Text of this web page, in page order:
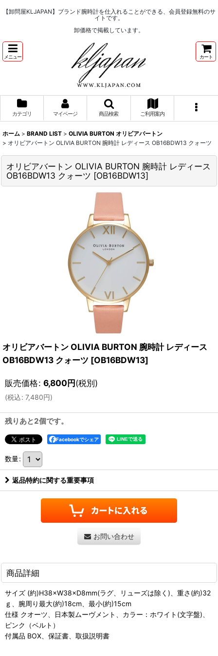
【卸問屋KLJAPAN】ブランド腕時計を仕入れることができる、会員登録無料のサ
イトです。
卸価格で掲載しています。
メニュー カート
カテゴリ マイページ 商品検索 ご利用案内
ホーム > BRAND LIST > OLIVIA BURTON オリビアバートン
> オリビアバートン OLIVIA BURTON 腕時計 レディース OB16BDW13 クォーツ
オリビアバートン OLIVIA BURTON 腕時計 レディース
OB16BDW13 クォーツ [OB16BDW13]
オリビアバートン OLIVIA BURTON 腕時計 レディース
OB16BDW13 クォーツ [OB16BDW13]
販売価格: 6,800円(税別)
(税込: 7,480円)
残りあと2個です。
Facebookでシェア
数量:
返品特約に関する重要事項
お問い合わせ
商品詳細
サイズ (約)H38×W38×D8mm(ラグ、リューズは除く)、重さ(約)32
ｇ、腕周り最大(約)18cm、最小(約)15cm
仕様 クオーツ、日本製ムーヴメント、カラー：ホワイト(文字盤)、
ピンク（ベルト）
付属品 BOX、保証書、取扱説明書